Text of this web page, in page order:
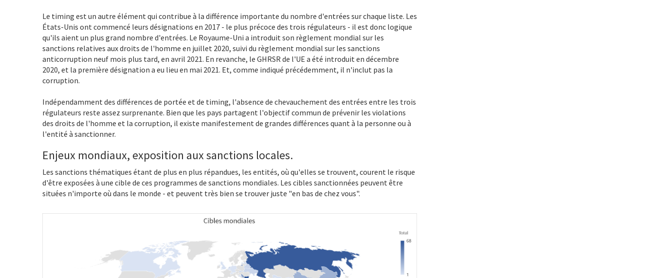
Le timing est un autre élément qui contribue à la différence importante du nombre d'entrées sur chaque liste. Les
États-Unis ont commencé leurs désignations en 2017 - le plus précoce des trois régulateurs - il est donc logique
qu'ils aient un plus grand nombre d'entrées. Le Royaume-Uni a introduit son règlement mondial sur les
sanctions relatives aux droits de l'homme en juillet 2020, suivi du règlement mondial sur les sanctions
anticorruption neuf mois plus tard, en avril 2021. En revanche, le GHRSR de l'UE a été introduit en décembre
2020, et la première désignation a eu lieu en mai 2021. Et, comme indiqué précédemment, il n'inclut pas la
corruption.
Indépendamment des différences de portée et de timing, l'absence de chevauchement des entrées entre les trois
régulateurs reste assez surprenante. Bien que les pays partagent l'objectif commun de prévenir les violations
des droits de l'homme et la corruption, il existe manifestement de grandes différences quant à la personne ou à
l'entité à sanctionner.
Enjeux mondiaux, exposition aux sanctions locales.
Les sanctions thématiques étant de plus en plus répandues, les entités, où qu'elles se trouvent, courent le risque
d'être exposées à une cible de ces programmes de sanctions mondiales. Les cibles sanctionnées peuvent être
situées n'importe où dans le monde - et peuvent très bien se trouver juste "en bas de chez vous".